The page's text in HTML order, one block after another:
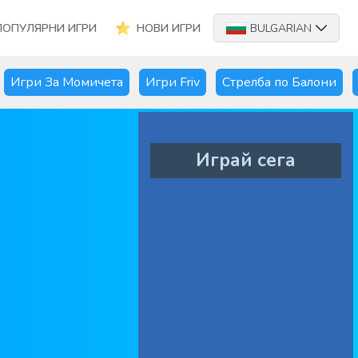
ИГРИ НОВИ ИГРИ BULGARIAN
Игри За Момичета Игри Friv Стрелба по Балони
Играй сега